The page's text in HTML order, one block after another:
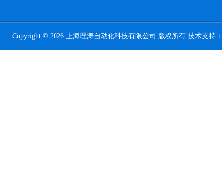
Copyright © 2026 上海理涛自动化科技有限公司 版权所有 技术支持：